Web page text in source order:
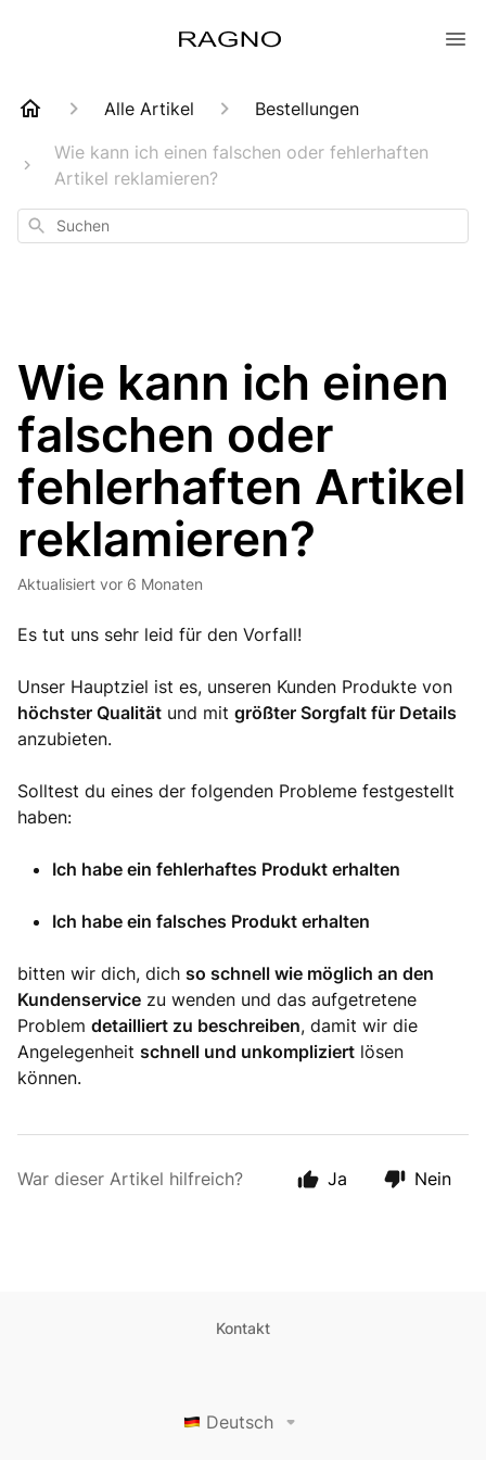
Alle Artikel
Bestellungen
Wie kann ich einen falschen oder fehlerhaften
Artikel reklamieren?
Suchen
Wie kann ich einen
falschen oder
fehlerhaften Artikel
reklamieren?
Aktualisiert vor 6 Monaten
Es tut uns sehr leid für den Vorfall!
Unser Hauptziel ist es, unseren Kunden Produkte von
höchster Qualität und mit größter Sorgfalt für Details
anzubieten.
Solltest du eines der folgenden Probleme festgestellt
haben:
Ich habe ein fehlerhaftes Produkt erhalten
Ich habe ein falsches Produkt erhalten
bitten wir dich, dich so schnell wie möglich an den
Kundenservice zu wenden und das aufgetretene
Problem detailliert zu beschreiben, damit wir die
Angelegenheit schnell und unkompliziert lösen
können.
War dieser Artikel hilfreich? Ja Nein
Kontakt
Deutsch